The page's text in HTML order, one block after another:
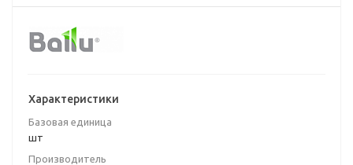
Характеристики
Базовая единица
шт
Производитель